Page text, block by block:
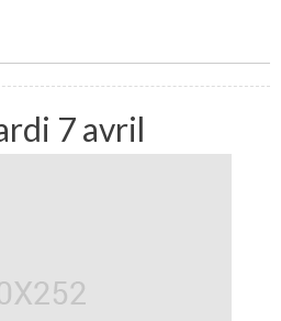
7 avril